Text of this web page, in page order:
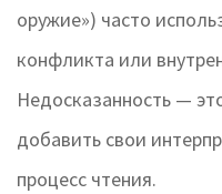
оружие») часто
конфликта или
Недосказанность —
добавить свои
процесс чтения.